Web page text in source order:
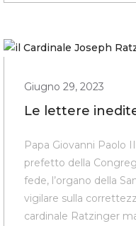
Giugno 29, 2023
Le lettere
Papa Giovanni Paolo
prefetto della
fede, l’organo della
vigilare sulla
cardinale Ratzinger